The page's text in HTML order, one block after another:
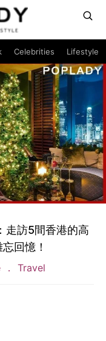
Celebrities Lifestyle
走訪5間香港的高
回憶！
Travel